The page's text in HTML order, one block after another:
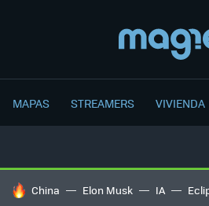
MAPAS STREAMERS VIVIENDA
HOY SE HABLA DE
China Elon Musk IA